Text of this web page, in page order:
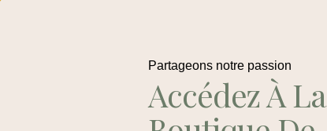
Partageons notre passion
Accédez À La